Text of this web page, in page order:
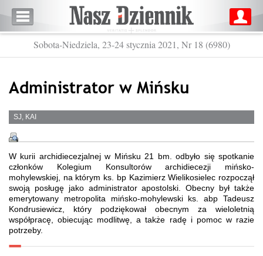
Sobota-Niedziela, 23-24 stycznia 2021, Nr 18 (6980)
Administrator w Mińsku
SJ, KAI
W kurii archidiecezjalnej w Mińsku 21 bm. odbyło się spotkanie
członków Kolegium Konsultorów archidiecezji mińsko-
mohylewskiej, na którym ks. bp Kazimierz Wielikosielec rozpoczął
swoją posługę jako administrator apostolski. Obecny był także
emerytowany metropolita mińsko-mohylewski ks. abp Tadeusz
Kondrusiewicz, który podziękował obecnym za wieloletnią
współpracę, obiecując modlitwę, a także radę i pomoc w razie
potrzeby.